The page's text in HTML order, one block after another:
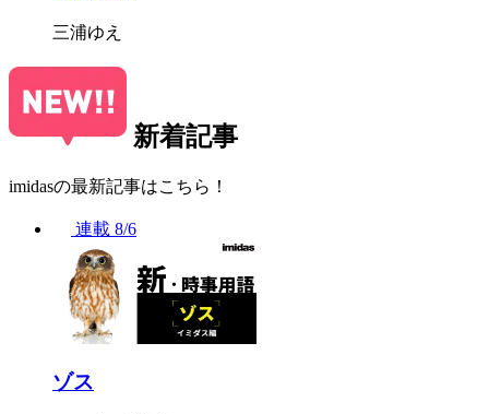
三浦ゆえ
新着記事
imidasの最新記事はこちら！
連載 8/6
ゾス